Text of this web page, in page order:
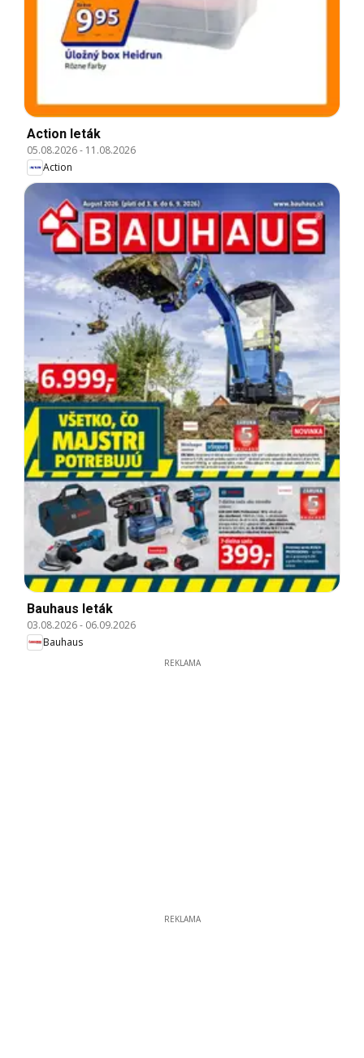
Action leták
05.08.2026- 11.08.2026
Action
Bauhaus leták
03.08.2026- 06.09.2026
Bauhaus
REKLAMA
REKLAMA